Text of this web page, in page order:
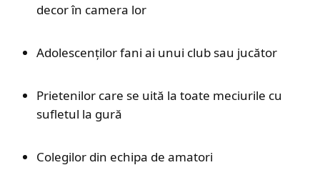
decor în camera lor
Adolescenților fani ai unui club sau jucător
Prietenilor care se uită la toate meciurile cu
sufletul la gură
Colegilor din echipa de amatori